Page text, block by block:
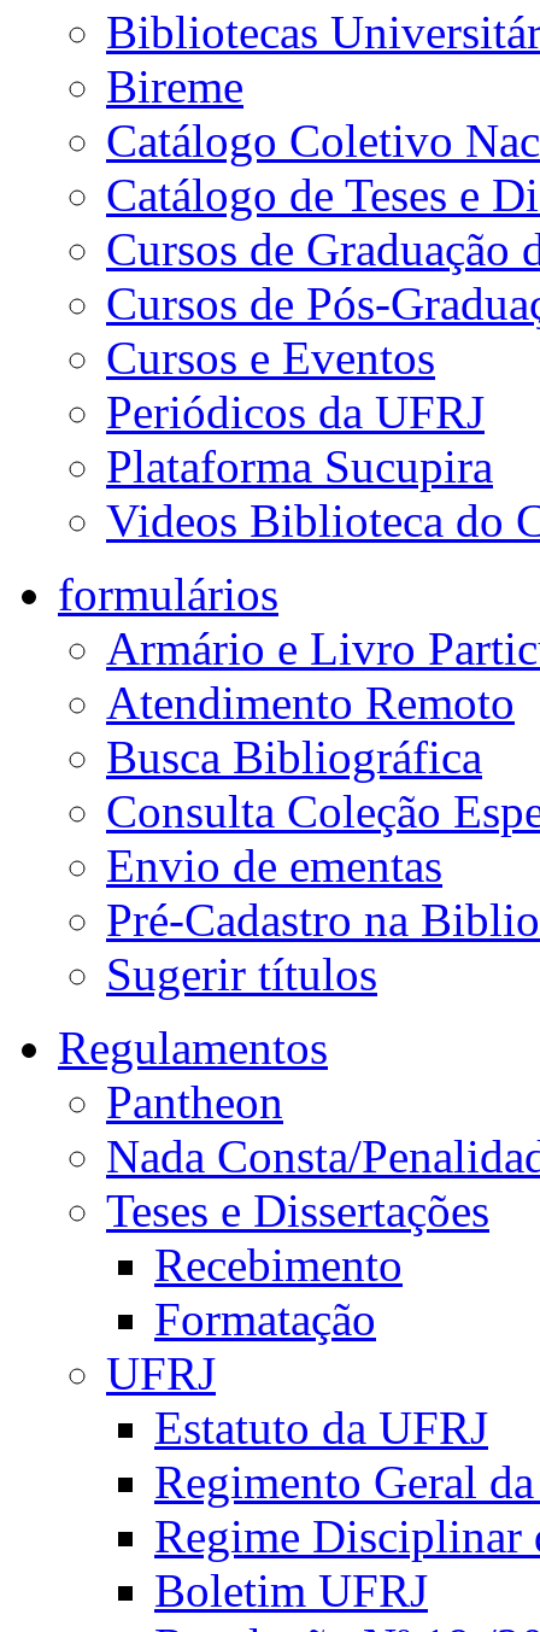
Bibliotecas
Bireme
Catálogo Coletivo
Catálogo de Teses e
Cursos de Graduação
Cursos de Pós-
Cursos e Eventos
Periódicos da UFRJ
Plataforma Sucupira
Videos Biblioteca do
formulários
Armário e Livro
Atendimento Remoto
Busca Bibliográfica
Consulta Coleção
Envio de ementas
Pré-Cadastro na
Sugerir títulos
Regulamentos
Pantheon
Nada Consta/
Teses e Dissertações
Recebimento
Formatação
UFRJ
Estatuto da UFRJ
Regimento Geral
Regime Disciplinar
Boletim UFRJ